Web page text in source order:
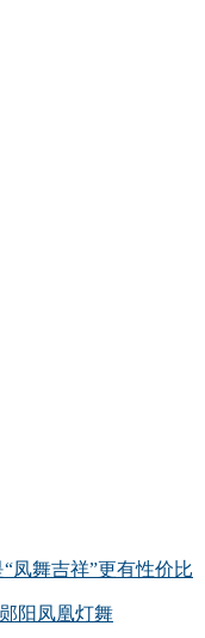
凤舞吉祥”更有性价比
阳凤凰灯舞